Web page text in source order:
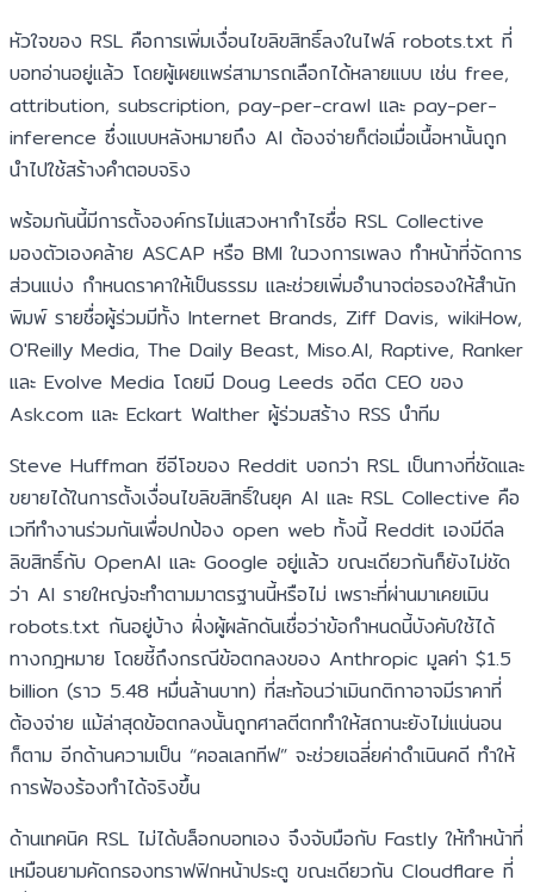
หัวใจของ RSL คือการเพิ่มเงื่อนไขลิขสิทธิ์ลงในไฟล์ robots.txt ที่
บอทอ่านอยู่แล้ว โดยผู้เผยแพร่สามารถเลือกได้หลายแบบ เช่น free,
attribution, subscription, pay-per-crawl และ pay-per-
inference ซึ่งแบบหลังหมายถึง AI ต้องจ่ายก็ต่อเมื่อเนื้อหานั้นถูก
นำไปใช้สร้างคำตอบจริง
พร้อมกันนี้มีการตั้งองค์กรไม่แสวงหากำไรชื่อ RSL Collective
มองตัวเองคล้าย ASCAP หรือ BMI ในวงการเพลง ทำหน้าที่จัดการ
ส่วนแบ่ง กำหนดราคาให้เป็นธรรม และช่วยเพิ่มอำนาจต่อรองให้สำนัก
พิมพ์ รายชื่อผู้ร่วมมีทั้ง Internet Brands, Ziff Davis, wikiHow,
O'Reilly Media, The Daily Beast, Miso.AI, Raptive, Ranker
และ Evolve Media โดยมี Doug Leeds อดีต CEO ของ
Ask.com และ Eckart Walther ผู้ร่วมสร้าง RSS นำทีม
Steve Huffman ซีอีโอของ Reddit บอกว่า RSL เป็นทางที่ชัดและ
ขยายได้ในการตั้งเงื่อนไขลิขสิทธิ์ในยุค AI และ RSL Collective คือ
เวทีทำงานร่วมกันเพื่อปกป้อง open web ทั้งนี้ Reddit เองมีดีล
ลิขสิทธิ์กับ OpenAI และ Google อยู่แล้ว ขณะเดียวกันก็ยังไม่ชัด
ว่า AI รายใหญ่จะทำตามมาตรฐานนี้หรือไม่ เพราะที่ผ่านมาเคยเมิน
robots.txt กันอยู่บ้าง ฝั่งผู้ผลักดันเชื่อว่าข้อกำหนดนี้บังคับใช้ได้
ทางกฎหมาย โดยชี้ถึงกรณีข้อตกลงของ Anthropic มูลค่า $1.5
billion (ราว 5.48 หมื่นล้านบาท) ที่สะท้อนว่าเมินกติกาอาจมีราคาที่
ต้องจ่าย แม้ล่าสุดข้อตกลงนั้นถูกศาลตีตกทำให้สถานะยังไม่แน่นอน
ก็ตาม อีกด้านความเป็น “คอลเลกทีฟ” จะช่วยเฉลี่ยค่าดำเนินคดี ทำให้
การฟ้องร้องทำได้จริงขึ้น
ด้านเทคนิค RSL ไม่ได้บล็อกบอทเอง จึงจับมือกับ Fastly ให้ทำหน้าที่
เหมือนยามคัดกรองทราฟฟิกหน้าประตู ขณะเดียวกัน Cloudflare ที่